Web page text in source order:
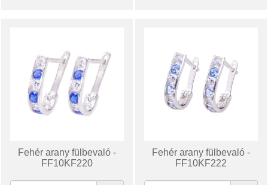
Fehér arany fülbevaló -
FF10KF220
Fehér arany fülbevaló -
FF10KF222